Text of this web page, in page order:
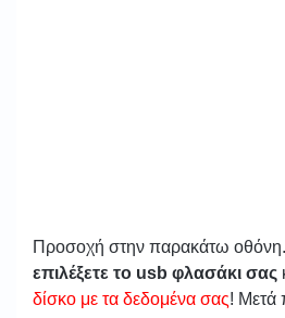
Προσοχή στην παρακάτω οθόνη.
επιλέξετε το usb φλασάκι σας
δίσκο με τα δεδομένα σας! Μετά